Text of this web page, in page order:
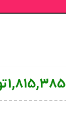
1,815,385